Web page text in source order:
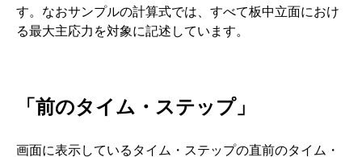
す。なおサンプルの計算式では、すべて板中立面におけ
る最大主応力を対象に記述しています。
「前のタイム・ステップ」
画面に表示しているタイム・ステップの直前のタイム・